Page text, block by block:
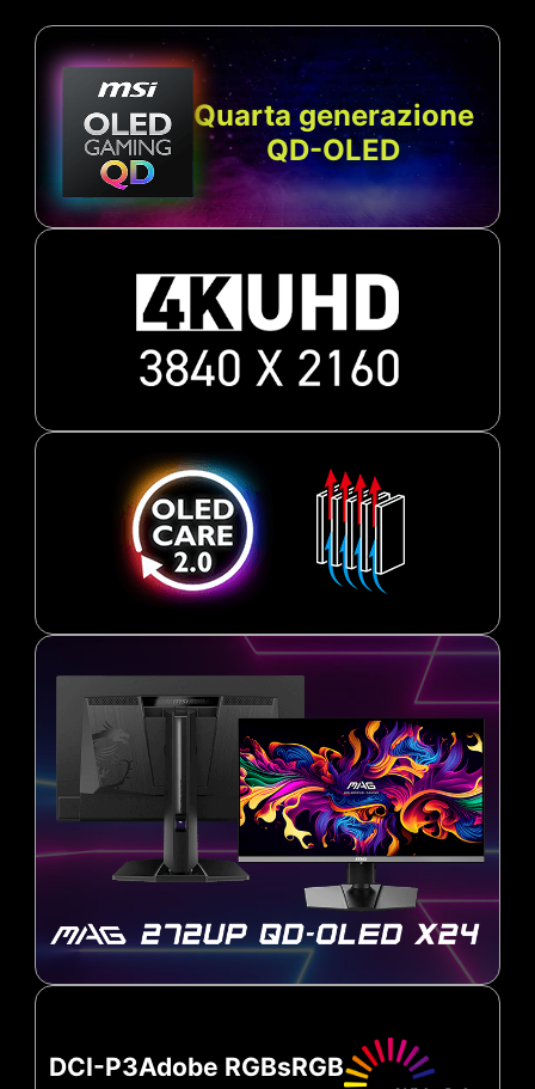
Quarta generazione
QD-OLED
DCI-P3Adobe RGBsRGB